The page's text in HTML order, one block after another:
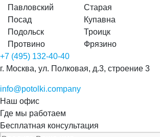
Павловский
Посад
Подольск
Протвино
Старая
Купавна
Троицк
Фрязино
+7 (495) 132-40-40
г. Москва, ул. Полковая, д.3, строение 3
info@potolki.company
Наш офис
Где мы работаем
Бесплатная консультация